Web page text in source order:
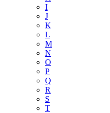
I
J
K
L
M
N
O
P
Q
R
S
T